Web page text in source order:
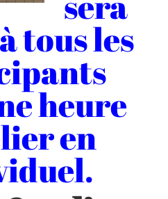
tous les
heure
en